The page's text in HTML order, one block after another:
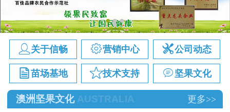
公司动态
苗场基地
技术支持
顾问直通车
关于信畅 营销中心 公司动态
苗场基地 技术支持  坚果文化
澳洲坚果文化 AUSTRALIA 更多>>